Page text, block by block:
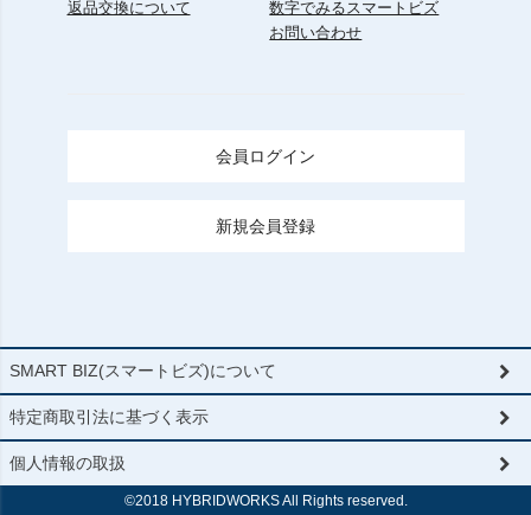
返品交換について
数字でみるスマートビズ
お問い合わせ
会員ログイン
新規会員登録
SMART BIZ(スマートビズ)について
特定商取引法に基づく表示
個人情報の取扱
©2018 HYBRIDWORKS All Rights reserved.